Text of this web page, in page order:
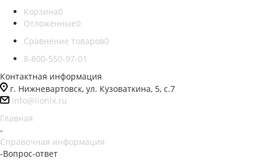
Корзина0
Отложенные0
Сравнение товаров0
8-800-550-97-01
Контактная информация
г. Нижневартовск, ул. Кузоваткина, 5, с.7
info@lionix.ru
Главная
-
Справочная информация
-Вопрос-ответ